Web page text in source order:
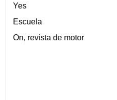
Yes
Escuela
On, revista de motor